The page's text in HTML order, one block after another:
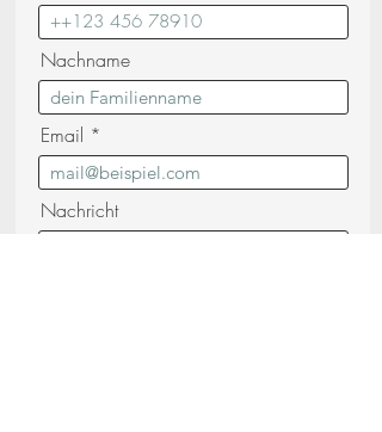
Nachname
Email
Nachricht